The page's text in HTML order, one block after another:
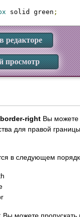
solid green ;
редакторе
просмотр
border-right Вы можете
для правой
в следующем